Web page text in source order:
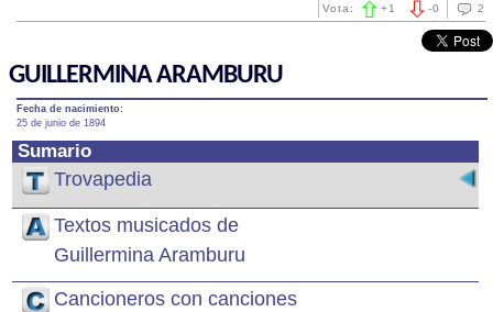
2
-0
Vota: +1
GUILLERMINA ARAMBURU
Fecha de nacimiento:
25 de junio de 1894
Sumario
Trovapedia
Textos musicados de
Guillermina Aramburu
Cancioneros con canciones